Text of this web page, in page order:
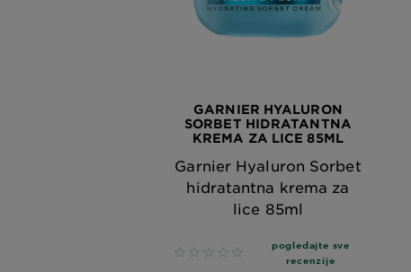
GARNIER HYALURON
SORBET HIDRATANTNA
KREMA ZA LICE 85ML
Garnier Hyaluron Sorbet
hidratantna krema za
lice 85ml
No reviews
pogledajte sve
recenzije